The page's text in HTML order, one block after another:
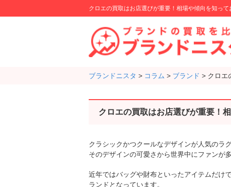
クロエの買取はお店選びが重要！相場や傾向を知って
ブランドニスタ > コラム > ブランド > クロエ
クロエの買取はお店選びが重要！
クラシックかつクールなデザインが人気のラ
そのデザインの可愛さから世界中にファンが
近年ではバッグや財布といったアイテムだけ
ランドとなっています。